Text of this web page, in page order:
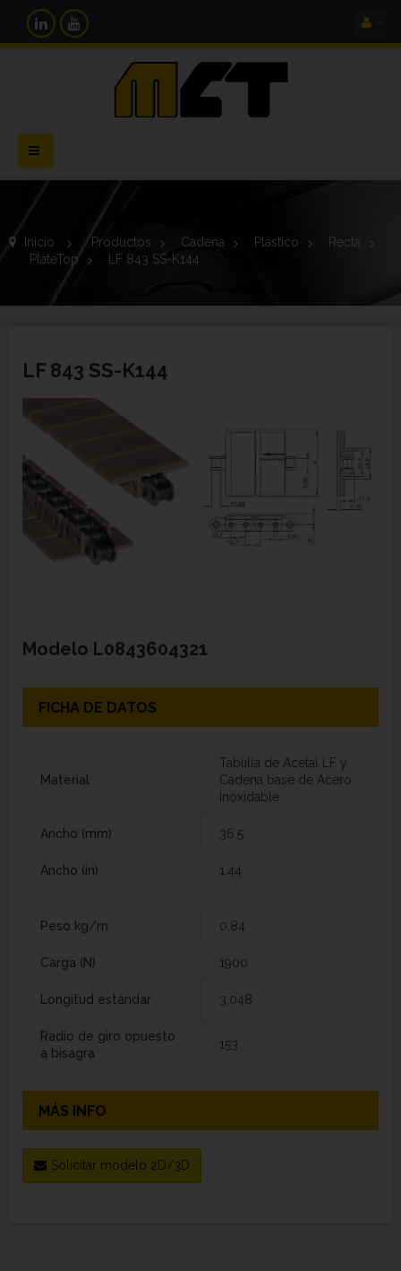
Navegación
Toggle
Inicio > Productos > Cadena > Plástico >
Recta
PlateTop > LF 843 SS-K144
LF 843 SS-K144
Modelo L0843604321
FICHA DE DATOS
Material
Tablilla de Acetal LF y
Cadena base de Acero
Inoxidable
Ancho (mm) 36,5
Ancho (in) 1,44
Peso kg/m 0,84
Carga (N) 1900
Longitud estándar 3,048
Radio de giro opuesto
a bisagra
153
MÁS INFO
Solicitar modelo 2D/3D